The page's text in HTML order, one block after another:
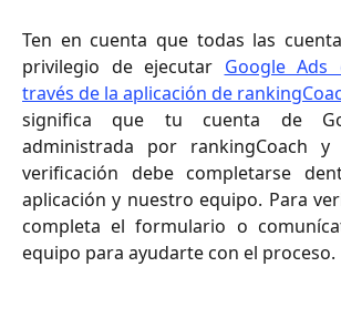
Ten en cuenta que todas las
privilegio de ejecutar Google Ads
través de la aplicación de
significa que tu cuenta de
administrada por rankingCoach
verificación debe completarse
aplicación y nuestro equipo. Para
completa el formulario o
equipo para ayudarte con el proceso.